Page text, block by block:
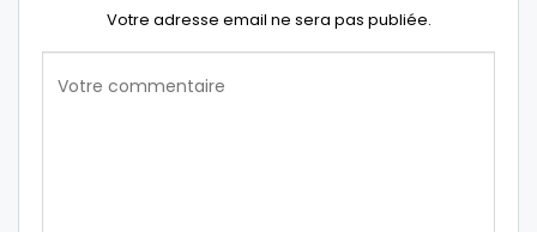
Votre adresse email ne sera pas publiée.